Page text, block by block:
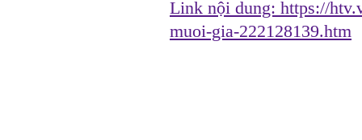
Link nội dung: https://
muoi-gia-222128139.htm